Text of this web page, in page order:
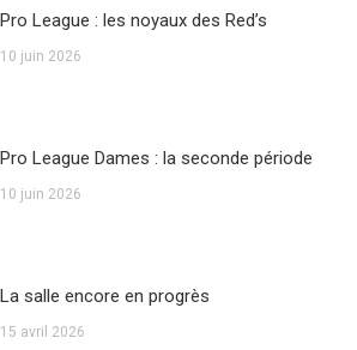
Pro League : les noyaux des Red’s
10 juin 2026
Pro League Dames : la seconde période
10 juin 2026
La salle encore en progrès
15 avril 2026